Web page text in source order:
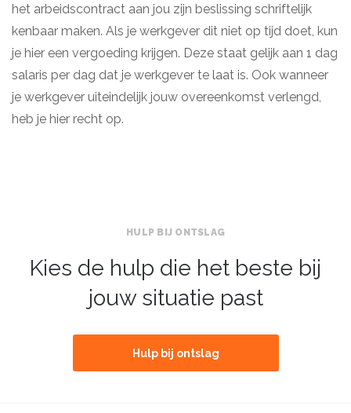
het arbeidscontract aan jou zijn beslissing schriftelijk
kenbaar maken. Als je werkgever dit niet op tijd doet, kun
je hier een vergoeding krijgen. Deze staat gelijk aan 1 dag
salaris per dag dat je werkgever te laat is. Ook wanneer
je werkgever uiteindelijk jouw overeenkomst verlengd,
heb je hier recht op.
HULP BIJ ONTSLAG
Kies de hulp die het beste bij
jouw situatie past
Hulp bij ontslag